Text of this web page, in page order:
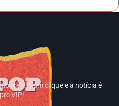
em um clique e a notícia é
VIP!